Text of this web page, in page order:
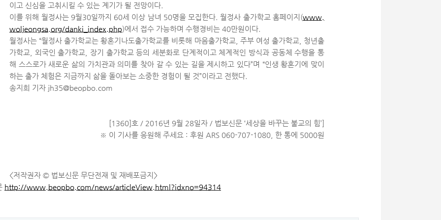
이고 신심을 고취시킬 수 있는 계기가 될 전망이다.
이를 위해 월정사는 9월30일까지 60세 이상 남녀 50명을 모집한다. 월정사 출가학교 홈페이지(www.
woljeongsa.org/danki_index.php)에서 접수 가능하며 수행경비는 40만원이다.
월정사는 “월정사 출가학교는 황혼기나도출가학교를 비롯해 마음출가학교, 주부 여성 출가학교, 청년출
가학교, 외국인 출가학교, 장기 출가학교 등의 세분화로 단계적이고 체계적인 방식과 공동체 수행을 통
해 스스로가 새로운 삶의 가치관과 의미를 찾아 갈 수 있는 길을 제시하고 있다”며 “인생 황혼기에 맞이
하는 출가 체험은 지금까지 삶을 돌아보는 소중한 경험이 될 것”이라고 전했다.
송지희 기자 jh35@beopbo.com
[1360]호 / 2016년 9월 28일자 / 법보신문 ‘세상을 바꾸는 불교의 힘’]
※ 이 기사를 응원해 주세요 : 후원 ARS 060-707-1080, 한 통에 5000원
<저작권자 © 법보신문 무단전재 및 재배포금지>
http://www.beopbo.com/news/articleView.html?idxno=94314